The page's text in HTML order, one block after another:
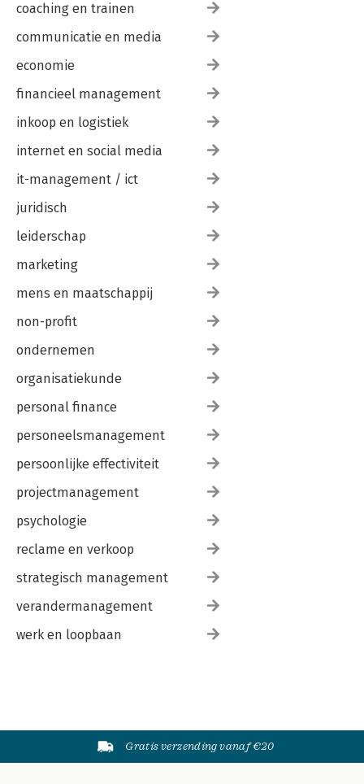
coaching en trainen
communicatie en media
economie
financieel management
inkoop en logistiek
internet en social media
it-management / ict
juridisch
leiderschap
marketing
mens en maatschappij
non-profit
ondernemen
organisatiekunde
personal finance
personeelsmanagement
persoonlijke effectiviteit
projectmanagement
psychologie
reclame en verkoop
strategisch management
verandermanagement
werk en loopbaan
Gratis verzending vanaf €20